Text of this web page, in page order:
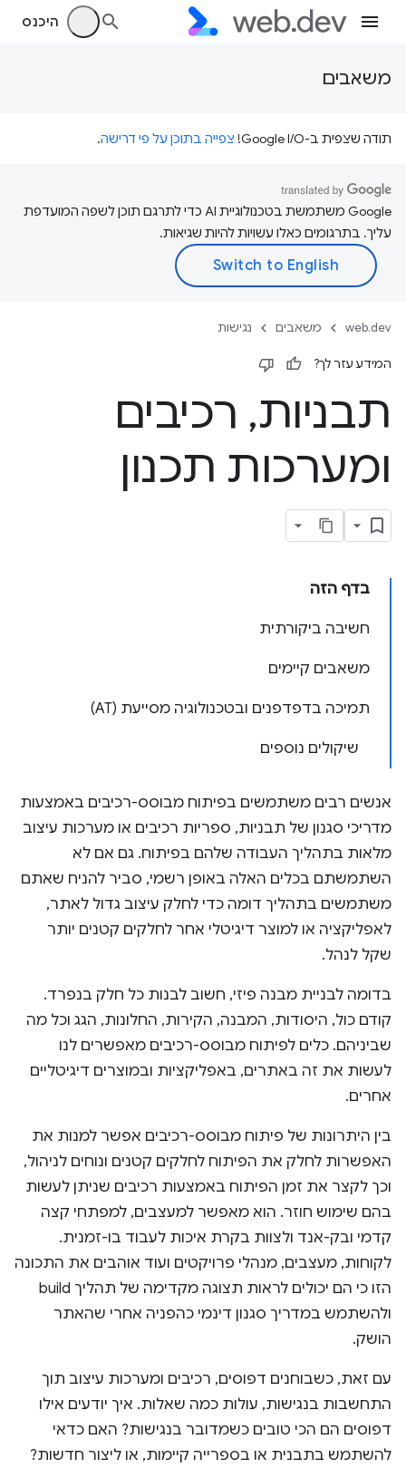
היכנס
משאבים
תודה שצפית ב-Google I/O! צפייה בתוכן על פי דרישה.
‫Google משתמשת בטכנולוגיית AI כדי לתרגם תוכן לשפה המועדפת
עליך. בתרגומים כאלו עשויות להיות שגיאות.
web.dev משאבים נגישות
המידע עזר לך?
תבניות, רכיבים
ומערכות תכנון
בדף הזה
חשיבה ביקורתית
משאבים קיימים
תמיכה בדפדפנים ובטכנולוגיה מסייעת (AT)
שיקולים נוספים
אנשים רבים משתמשים בפיתוח מבוסס-רכיבים באמצעות
מדריכי סגנון של תבניות, ספריות רכיבים או מערכות עיצוב
מלאות בתהליך העבודה שלהם בפיתוח. גם אם לא
השתמשתם בכלים האלה באופן רשמי, סביר להניח שאתם
משתמשים בתהליך דומה כדי לחלק עיצוב גדול לאתר,
לאפליקציה או למוצר דיגיטלי אחר לחלקים קטנים יותר
שקל לנהל.
בדומה לבניית מבנה פיזי, חשוב לבנות כל חלק בנפרד.
קודם כול, היסודות, המבנה, הקירות, החלונות, הגג וכל מה
שביניהם. כלים לפיתוח מבוסס-רכיבים מאפשרים לנו
לעשות את זה באתרים, באפליקציות ובמוצרים דיגיטליים
אחרים.
בין היתרונות של פיתוח מבוסס-רכיבים אפשר למנות את
האפשרות לחלק את הפיתוח לחלקים קטנים ונוחים לניהול,
וכך לקצר את זמן הפיתוח באמצעות רכיבים שניתן לעשות
בהם שימוש חוזר. הוא מאפשר למעצבים, למפתחי קצה
קדמי ובק-אנד ולצוות בקרת איכות לעבוד בו-זמנית.
לקוחות, מעצבים, מנהלי פרויקטים ועוד אוהבים את התכונה
הזו כי הם יכולים לראות תצוגה מקדימה של תהליך build
ולהשתמש במדריך סגנון דינמי כהפניה אחרי שהאתר
הושק.
עם זאת, כשבוחנים דפוסים, רכיבים ומערכות עיצוב תוך
התחשבות בנגישות, עולות כמה שאלות. איך יודעים אילו
דפוסים הם הכי טובים כשמדובר בנגישות? האם כדאי
להשתמש בתבנית או בספרייה קיימות, או ליצור חדשות?